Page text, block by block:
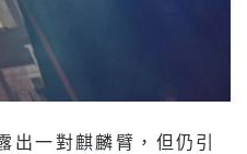
出一對麒麟臂，但仍引